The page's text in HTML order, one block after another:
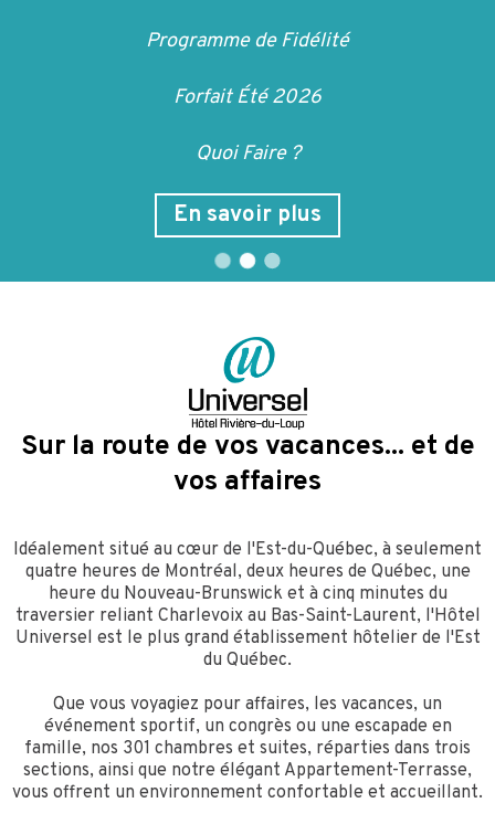
Programme de Fidélité
Forfait Été 2026
Quoi Faire ?
En savoir plus
Programme de Fidélité
Forfait Été 2026
Quoi Faire ?
En savoir plus
Sur la route de vos vacances... et de
vos affaires
Idéalement situé au cœur de l'Est-du-Québec, à seulement
quatre heures de Montréal, deux heures de Québec, une
heure du Nouveau-Brunswick et à cinq minutes du
traversier reliant Charlevoix au Bas-Saint-Laurent, l'Hôtel
Universel est le plus grand établissement hôtelier de l'Est
du Québec.
Que vous voyagiez pour affaires, les vacances, un
événement sportif, un congrès ou une escapade en
famille, nos 301 chambres et suites, réparties dans trois
sections, ainsi que notre élégant Appartement-Terrasse,
vous offrent un environnement confortable et accueillant.